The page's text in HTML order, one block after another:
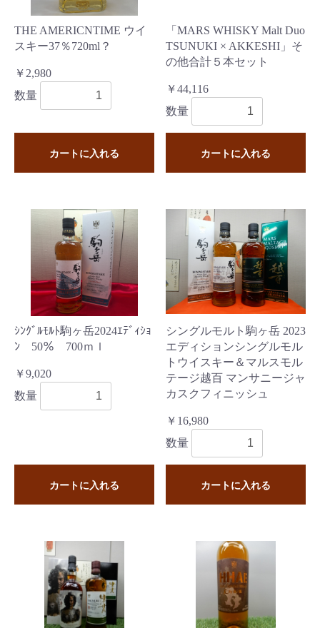
THE AMERICNTIME ウイ
スキー37％720ml？
￥2,980
数量
カートに入れる
「MARS WHISKY Malt Duo
TSUNUKI × AKKESHI」そ
の他合計５本セット
￥44,116
数量
カートに入れる
ｼﾝｸﾞﾙﾓﾙﾄ駒ヶ岳2024ｴﾃﾞｨｼｮ
ﾝ 50％ 700ｍｌ
￥9,020
数量
カートに入れる
シングルモルト駒ヶ岳 2023
エディションシングルモル
トウイスキー＆マルスモル
テージ越百 マンサニージャ
カスクフィニッシュ
￥16,980
数量
カートに入れる